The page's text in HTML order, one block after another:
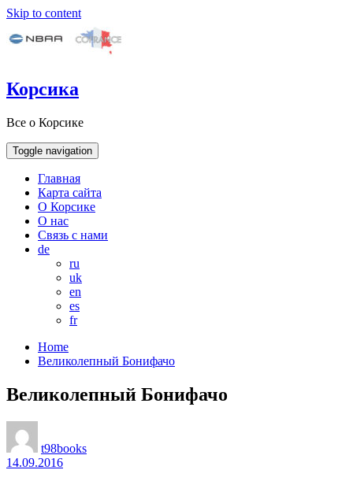
Skip to content
Корсика
Все о Корсике
Toggle navigation
Главная
Карта сайта
О Корсике
О нас
Связь с нами
de
ru
uk
en
es
fr
Home
Великолепный Бонифачо
Великолепный Бонифачо
t98books
14.09.2016